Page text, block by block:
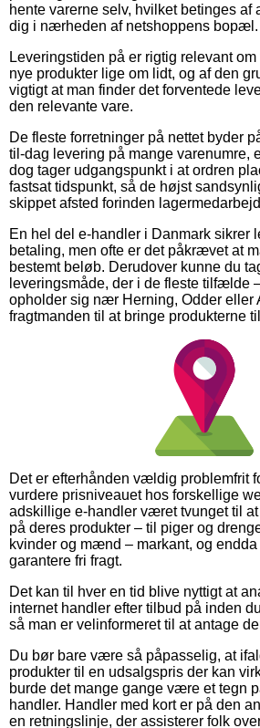
hente varerne selv, hvilket betinges af
dig i nærheden af netshoppens bopæl.
Leveringstiden på er rigtig relevant
nye produkter lige om lidt, og af den
vigtigt at man finder det forventede
den relevante vare.
De fleste forretninger på nettet byder
til-dag levering på mange varenumre,
dog tager udgangspunkt i at ordren
fastsat tidspunkt, så de højst
skippet afsted forinden
En hel del e-handler i Danmark sikrer
betaling, men ofte er det påkrævet at
bestemt beløb. Derudover kunne du
leveringsmåde, der i de fleste tilfælde
opholder sig nær Herning, Odder eller
fragtmanden til at bringe produkterne
Det er efterhånden vældig problemfrit
vurdere prisniveauet hos forskellige
adskillige e-handler været tvunget til
på deres produkter – til piger og
kvinder og mænd – markant, og
garantere fri fragt.
Det kan til hver en tid blive nyttigt at
internet handler efter tilbud på inden
så man er velinformeret til at antage
Du bør bare være så påpasselig, at
produkter til en udsalgspris der kan
burde det mange gange være et tegn
handler. Handler med kort er på den
en retningslinje, der assisterer folk